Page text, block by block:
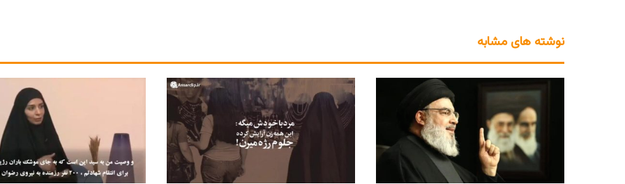
نوشته های مشابه